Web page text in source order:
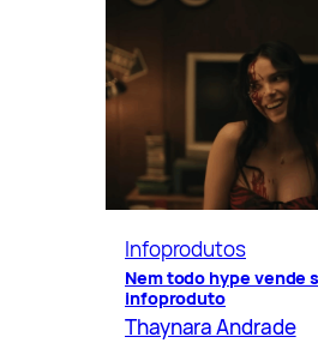
Infoprodutos
Nem todo hype vende
infoproduto
Thaynara Andrade